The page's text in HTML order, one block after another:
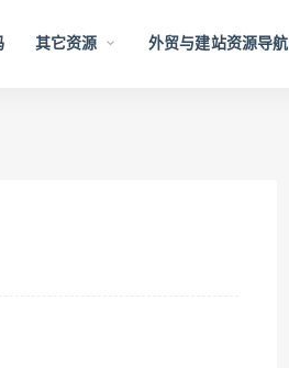
其它资源 外贸与建站资源导航